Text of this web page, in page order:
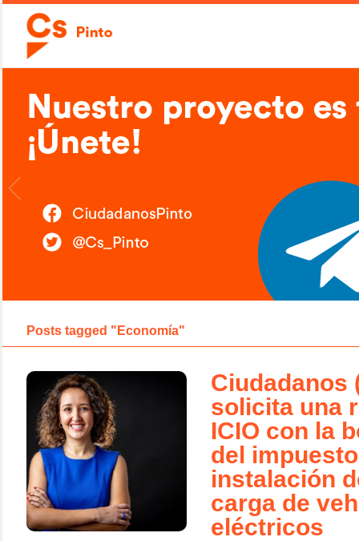
Posts tagged "Economía"
Ciudadanos
solicita una
ICIO con la
del
instalación
carga de
eléctricos